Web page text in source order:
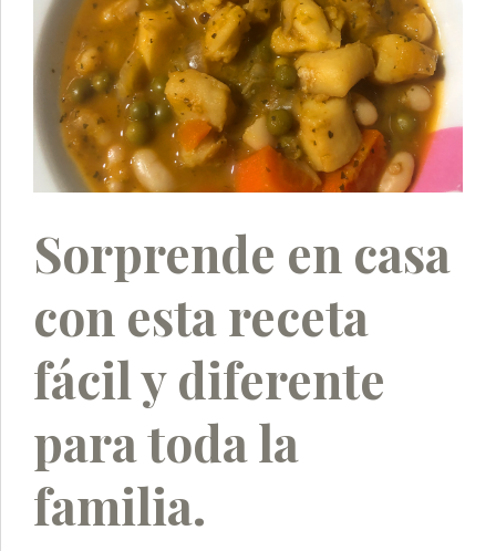
Sorprende en casa
con esta receta
fácil y diferente
para toda la
familia.